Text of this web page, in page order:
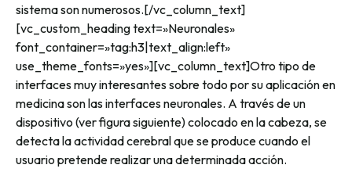
sistema son numerosos.[/vc_column_text]
[vc_custom_heading text=»Neuronales»
font_container=»tag:h3|text_align:left»
use_theme_fonts=»yes»][vc_column_text]Otro tipo de
interfaces muy interesantes sobre todo por su aplicación en
medicina son las interfaces neuronales. A través de un
dispositivo (ver figura siguiente) colocado en la cabeza, se
detecta la actividad cerebral que se produce cuando el
usuario pretende realizar una determinada acción.